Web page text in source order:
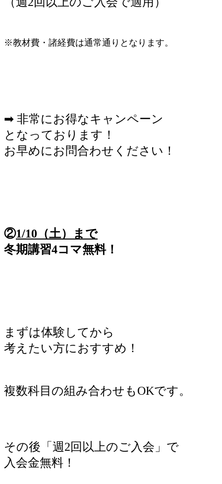
※教材費・諸経費は通常通りとなります。
➡ 非常にお得なキャンペーン
となっております！
お早めにお問合わせください！
②1/10（土）まで
冬期講習4コマ無料！
まずは体験してから
考えたい方におすすめ！
複数科目の組み合わせもOKです。
その後「週2回以上のご入会」で
入会金無料！